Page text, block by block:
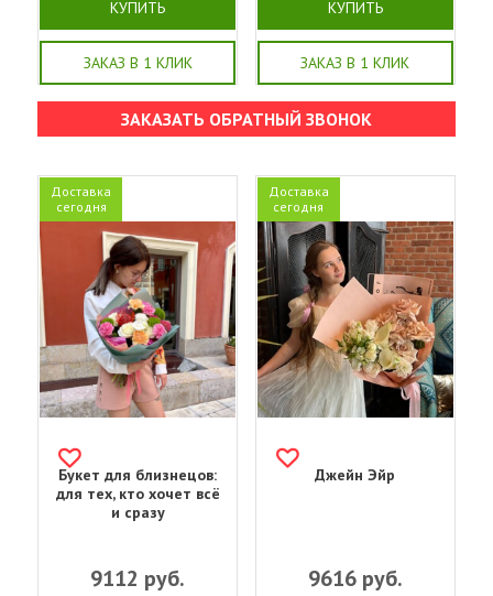
КУПИТЬ
ЗАКАЗ В 1 КЛИК
КУПИТЬ
ЗАКАЗ В 1 КЛИК
ЗАКАЗАТЬ ОБРАТНЫЙ ЗВОНОК
Доставка
сегодня
Букет для близнецов:
для тех, кто хочет всё
и сразу
9112 руб.
Доставка
сегодня
Джейн Эйр
9616руб.